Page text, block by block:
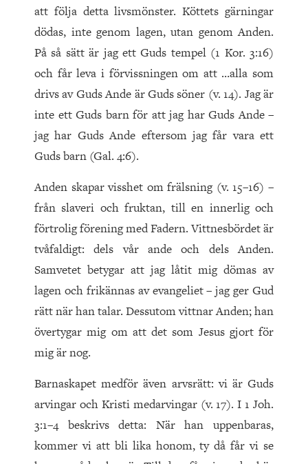
att följa detta livsmönster. Köttets gärningar
dödas, inte genom lagen, utan genom Anden.
På så sätt är jag ett Guds tempel (1 Kor. 3:16)
och får leva i förvissningen om att …alla som
drivs av Guds Ande är Guds söner (v. 14). Jag är
inte ett Guds barn för att jag har Guds Ande –
jag har Guds Ande eftersom jag får vara ett
Guds barn (Gal. 4:6).
Anden skapar visshet om frälsning (v. 15–16) –
från slaveri och fruktan, till en innerlig och
förtrolig förening med Fadern. Vittnesbördet är
tvåfaldigt: dels vår ande och dels Anden.
Samvetet betygar att jag låtit mig dömas av
lagen och frikännas av evangeliet – jag ger Gud
rätt när han talar. Dessutom vittnar Anden; han
övertygar mig om att det som Jesus gjort för
mig är nog.
Barnaskapet medför även arvsrätt: vi är Guds
arvingar och Kristi medarvingar (v. 17). I 1 Joh.
3:1–4 beskrivs detta: När han uppenbaras,
kommer vi att bli lika honom, ty då får vi se